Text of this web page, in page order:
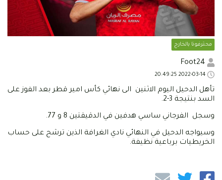
محترفونا بالخارج
تأهل الدحيل اليوم الاثنين الى نهائي كأس امير قطر بعد الفوز على
السد بنتيجة 3-2.
وسجل الفرجاني ساسي هدفين في الدقيقتين 8 و 77.
وسيواجه الدحيل في النهائي نادي الغرافة الذين ترشح على حساب
الخريطيات برباعية نظيفة.